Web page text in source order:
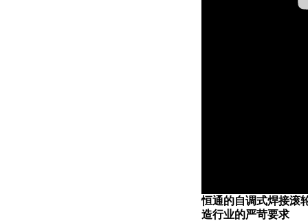
恒通的自调式焊接滚
造行业的严苛要求